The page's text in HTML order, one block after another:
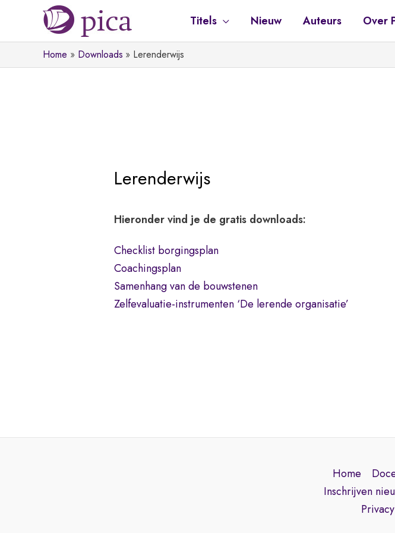
de
Titels Nieuw Auteurs Over
Home Downloads Lerenderwijs
Lerenderwijs
Hieronder vind je de gratis downloads:
Checklist borgingsplan
Coachingsplan
Samenhang van de bouwstenen
Zelfevaluatie-instrumenten ‘De lerende organisatie’
Home
Inschrijven